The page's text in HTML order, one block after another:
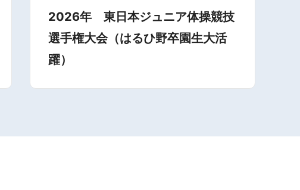
2026年 東日本ジュニア体操競技
選手権大会（はるひ野卒園生大活
躍）